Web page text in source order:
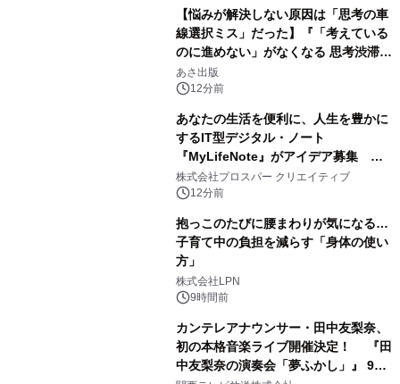
【悩みが解決しない原因は「思考の車
線選択ミス」だった】『「考えている
のに進めない」がなくなる 思考渋滞か
ら抜け出す方法』2026年8月25日
（火）発売
あさ出版
12分前
あなたの生活を便利に、人生を豊かに
するIT型デジタル・ノート
『MyLifeNote』がアイデア募集 優
秀賞100名に1年間無償試用
株式会社プロスパー クリエイティブ
12分前
抱っこのたびに腰まわりが気になる…
子育て中の負担を減らす「身体の使い
方」
株式会社LPN
9時間前
カンテレアナウンサー・田中友梨奈、
初の本格音楽ライブ開催決定！ 『田
中友梨奈の演奏会「夢ふかし」』 9月